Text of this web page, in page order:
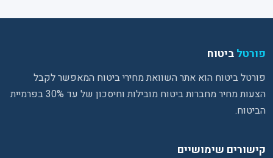
פורטל ביטוח
פורטל ביטוח הוא אתר השוואת מחירי ביטוח המאפשר לקבל
הצעות מחיר מחברות ביטוח מובילות וחיסכון של עד 30% בפרמיית
הביטוח.
קישורים שימושיים